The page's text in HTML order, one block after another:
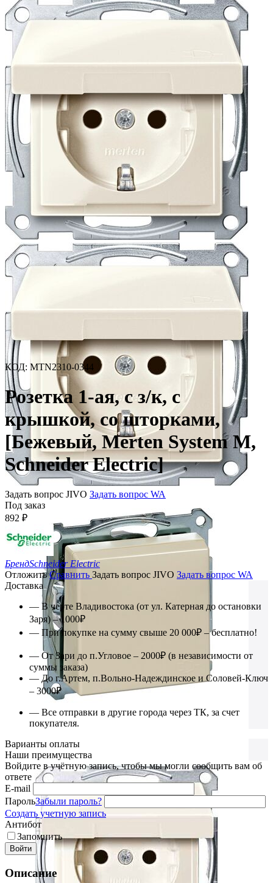
КОД: MTN2310-0344
Розетка 1-ая, с з/к, с
крышкой, со шторками,
[Бежевый, Merten System M,
Schneider Electric]
Задать вопрос JIVO Задать вопрос WA
Под заказ
892 ₽
БрендSchneider Electric
Отложить Сравнить Задать вопрос JIVO Задать вопрос WA
Доставка
— В черте Владивостока (от ул. Катерная до остановки
Заря) – 1000₽
— При покупке на сумму свыше 20 000₽ – бесплатно!
— От Зари до п.Угловое – 2000₽ (в независимости от
суммы заказа)
— До г.Артем, п.Вольно-Надеждинское и Соловей-Ключ
– 3000₽
— Все отправки в другие города через ТК, за счет
покупателя.
Варианты оплаты
Наши преимущества
Войдите в учётную запись, чтобы мы могли сообщить вам об
ответе
E-mail
ПарольЗабыли пароль?
Создать учетную запись
Антибот
Запомнить
Войти
Описание